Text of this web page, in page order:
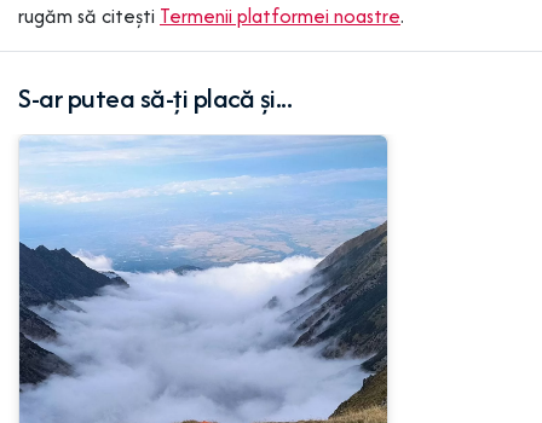
rugăm să citești Termenii platformei noastre.
S-ar putea să-ți placă și...